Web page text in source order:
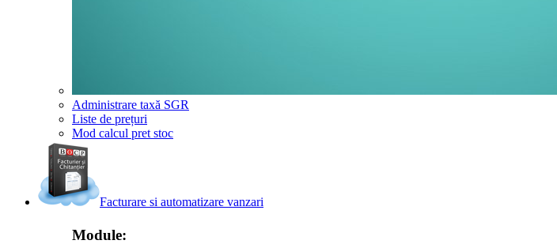
Administrare taxă SGR
Liste de prețuri
Mod calcul pret stoc
Facturare si automatizare vanzari
Module: